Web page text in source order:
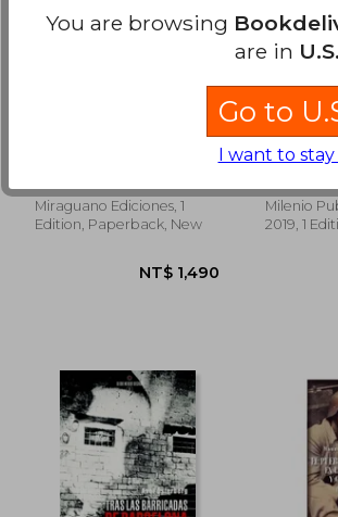
NT$ 1,150
soviéticos (in Spanish)
Miraguano Ediciones, 1
Edition, Paperback, New
De no
México:
Spanish)
Milenio
2019, 1
You are browsing
are in
Go to
I want to